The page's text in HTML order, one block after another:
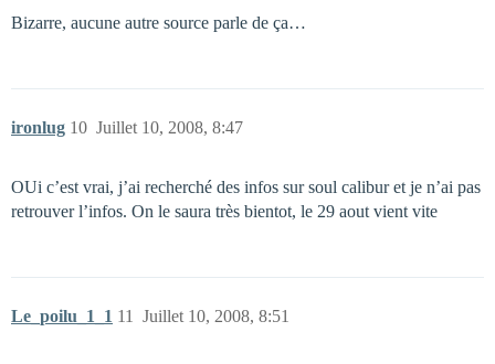
Bizarre, aucune autre source parle de ça…
ironlug Juillet 10, 2008, 8:47
10
OUi c’est vrai, j’ai recherché des infos sur soul calibur et je n’ai pas
retrouver l’infos. On le saura très bientot, le 29 aout vient vite
Le_poilu_1_1 Juillet 10, 2008, 8:51
11